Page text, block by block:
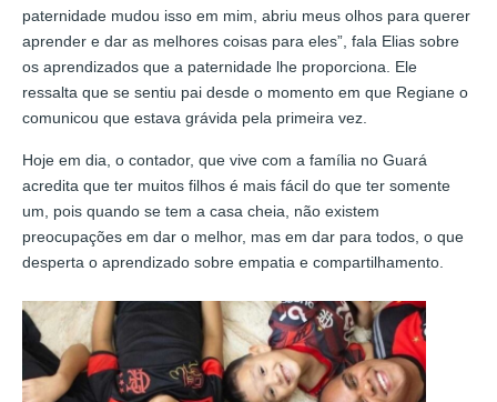
paternidade mudou isso em mim, abriu meus olhos para querer
aprender e dar as melhores coisas para eles”, fala Elias sobre
os aprendizados que a paternidade lhe proporciona. Ele
ressalta que se sentiu pai desde o momento em que Regiane o
comunicou que estava grávida pela primeira vez.
Hoje em dia, o contador, que vive com a família no Guará
acredita que ter muitos filhos é mais fácil do que ter somente
um, pois quando se tem a casa cheia, não existem
preocupações em dar o melhor, mas em dar para todos, o que
desperta o aprendizado sobre empatia e compartilhamento.